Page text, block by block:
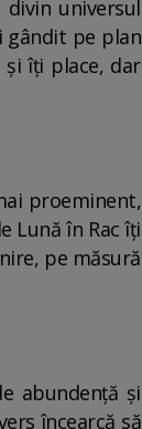
universul
gândit pe plan
și îți place, dar
proeminent,
Lună în Rac îți
pe măsură
abundență și
încearcă să